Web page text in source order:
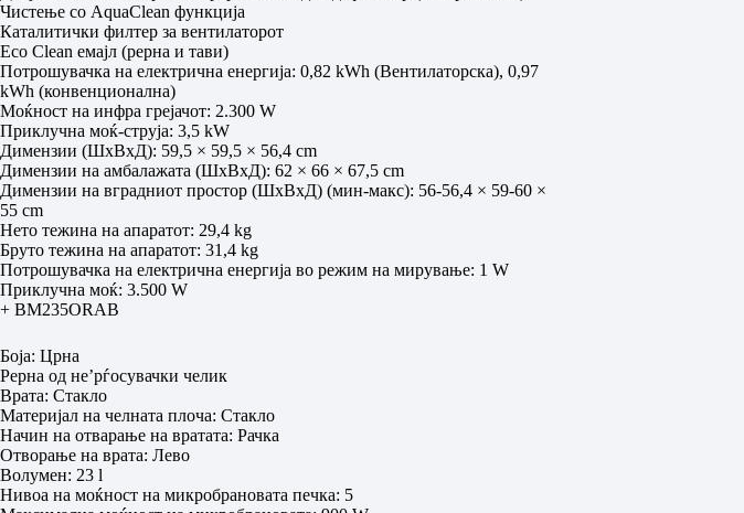
Чистење со AquaClean функција
Каталитички филтер за вентилаторот
Eco Clean емајл (рерна и тави)
Потрошувачка на електрична енергија: 0,82 kWh (Вентилаторска), 0,97
kWh (конвенционална)
Моќност на инфра грејачот: 2.300 W
Приклучна моќ-струја: 3,5 kW
Димензии (ШxВxД): 59,5 × 59,5 × 56,4 cm
Димензии на амбалажата (ШxВxД): 62 × 66 × 67,5 cm
Димензии на вградниот простор (ШхВхД) (мин-макс): 56-56,4 × 59-60 ×
55 cm
Нето тежина на апаратот: 29,4 kg
Бруто тежина на апаратот: 31,4 kg
Потрошувачка на електрична енергија во режим на мирување: 1 W
Приклучна моќ: 3.500 W
+ BM235ORAB
Боја: Црна
Рерна од не’рѓосувачки челик
Врата: Стакло
Материјал на челната плоча: Стакло
Начин на отварање на вратата: Рачка
Отвoрање на врата: Лево
Волумен: 23 l
Нивоа на моќност на микробрановата печка: 5